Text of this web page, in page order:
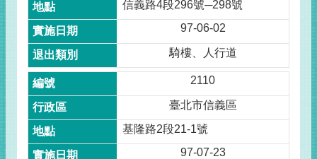
信義路4段296號─298號
97-06-02
騎樓、人行道
2110
臺北市信義區
基隆路2段21-1號
97-07-23